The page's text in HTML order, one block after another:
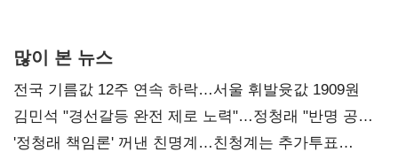
많이 본 뉴스
전국 기름값 12주 연속 하락…서울 휘발윳값 1909원
김민석 "경선갈등 완전 제로 노력"…정청래 "반명 공세
사과부터"
'정청래 책임론' 꺼낸 친명계…친청계는 추가투표